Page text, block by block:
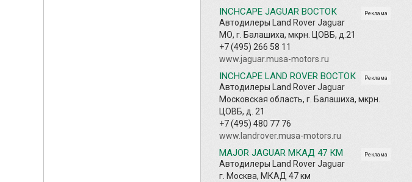
Реклама
INCHCAPE JAGUAR ВОСТОК
Автодилеры Land Rover Jaguar
МО, г. Балашиха, мкрн. ЦОВБ, д.21
+7 (495) 266 58 11
www.jaguar.musa-motors.ru
Реклама
INCHCAPE LAND ROVER ВОСТОК
Автодилеры Land Rover Jaguar
Московская область, г. Балашиха, мкрн.
ЦОВБ, д. 21
+7 (495) 480 77 76
www.landrover.musa-motors.ru
Реклама
MAJOR JAGUAR МКАД 47 КМ
Автодилеры Land Rover Jaguar
г. Москва, МКАД 47 км